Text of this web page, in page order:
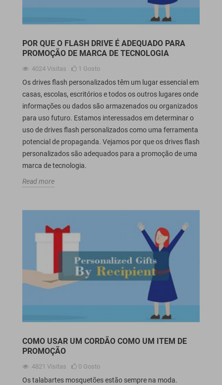
POR QUE O FLASH DRIVE É ADEQUADO PARA
PROMOÇÃO DE MARCA DE TECNOLOGIA
4024 Visitas 1 Gosto
Os drives flash personalizados têm um lugar essencial em
casas, escolas, escritórios e todos os outros lugares onde
informações ou dados são armazenados ou organizados
para uso futuro. Estamos interessados em determinar o
uso de drives flash personalizados como uma ferramenta
potencial de propaganda. Vejamos por que os drives flash
personalizados são adequados para a promoção de uma
marca de tecnologia.
Read more
COMO USAR UM CORDÃO COMO UM ITEM DE
PROMOÇÃO
4821 Visitas 0 Gosto
Os talabartes mosquetões estão sempre na moda.